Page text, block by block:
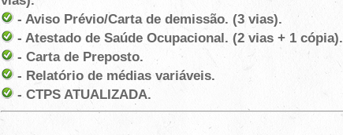
- Aviso Prévio/Carta de demissão. (3 vias).
- Atestado de Saúde Ocupacional. (2 vias + 1 cópia).
- Carta de Preposto.
- Relatório de médias variáveis.
- CTPS ATUALIZADA.